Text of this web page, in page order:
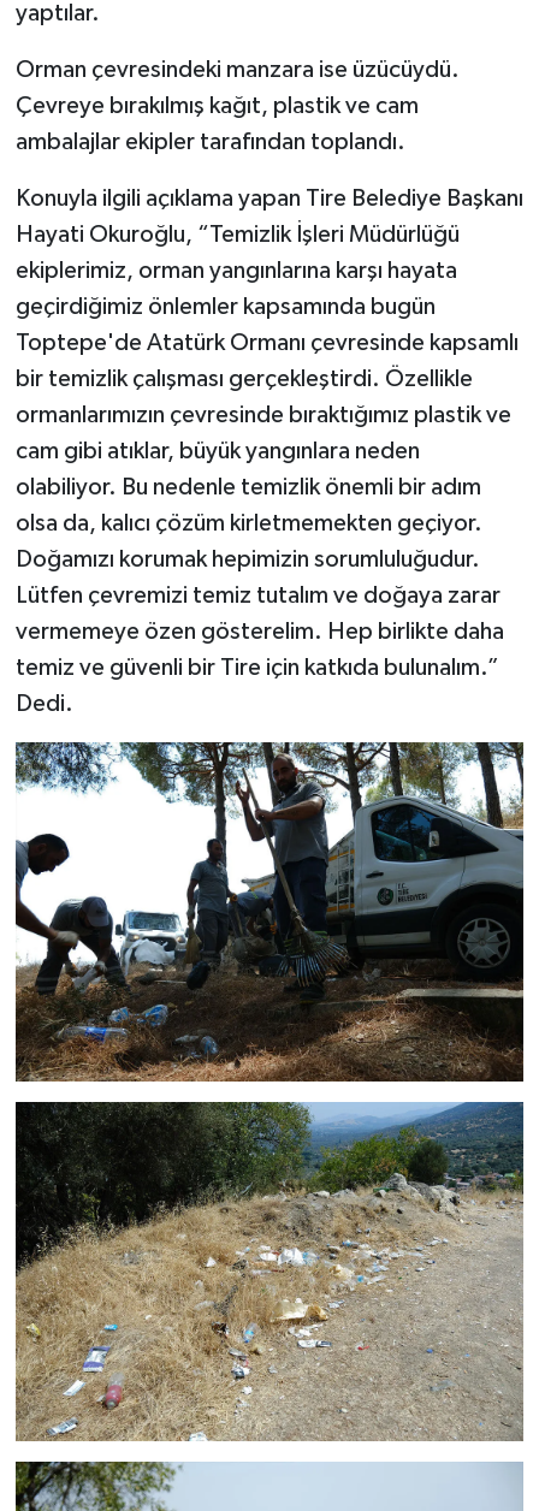
yaptılar.
Orman çevresindeki manzara ise üzücüydü.
Çevreye bırakılmış kağıt, plastik ve cam
ambalajlar ekipler tarafından toplandı.
Konuyla ilgili açıklama yapan Tire Belediye Başkanı
Hayati Okuroğlu, “Temizlik İşleri Müdürlüğü
ekiplerimiz, orman yangınlarına karşı hayata
geçirdiğimiz önlemler kapsamında bugün
Toptepe'de Atatürk Ormanı çevresinde kapsamlı
bir temizlik çalışması gerçekleştirdi. Özellikle
ormanlarımızın çevresinde bıraktığımız plastik ve
cam gibi atıklar, büyük yangınlara neden
olabiliyor. Bu nedenle temizlik önemli bir adım
olsa da, kalıcı çözüm kirletmemekten geçiyor.
Doğamızı korumak hepimizin sorumluluğudur.
Lütfen çevremizi temiz tutalım ve doğaya zarar
vermemeye özen gösterelim. Hep birlikte daha
temiz ve güvenli bir Tire için katkıda bulunalım.”
Dedi.